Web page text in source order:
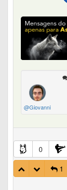
@Giovanni
0
1